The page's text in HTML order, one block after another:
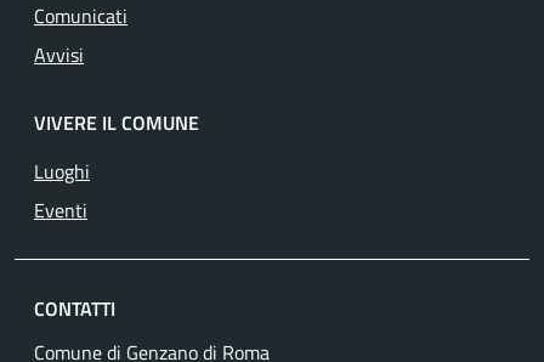
Comunicati
Avvisi
VIVERE IL COMUNE
Luoghi
Eventi
CONTATTI
Comune di Genzano di Roma